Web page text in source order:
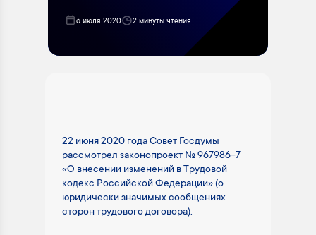
6 июля 2020 2 минуты чтения
22 июня 2020 года Совет Госдумы
рассмотрел законопроект № 967986-7
«О внесении изменений в Трудовой
кодекс Российской Федерации» (о
юридически значимых сообщениях
сторон трудового договора).